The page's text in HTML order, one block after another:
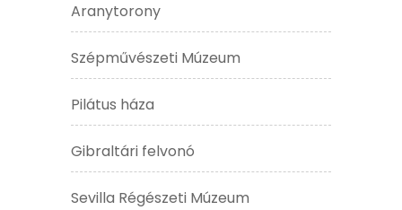
Aranytorony
Szépművészeti Múzeum
Pilátus háza
Gibraltári felvonó
Sevilla Régészeti Múzeum